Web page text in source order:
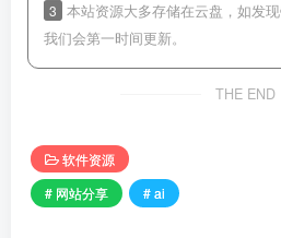
3 本站资源大多存储在云盘，如发
我们会第一时间更新。
THE END
软件资源
# 网站分享
# ai